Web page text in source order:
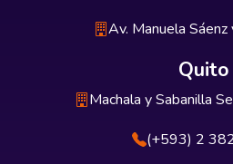
Av. Manuela
Quito
Machala y Sabanilla
(+593) 2